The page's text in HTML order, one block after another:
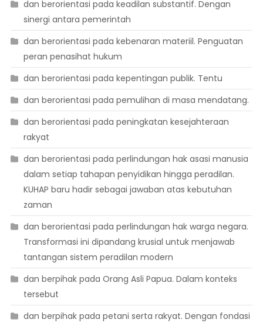
dan berorientasi pada keadilan substantif. Dengan
sinergi antara pemerintah
dan berorientasi pada kebenaran materiil. Penguatan
peran penasihat hukum
dan berorientasi pada kepentingan publik. Tentu
dan berorientasi pada pemulihan di masa mendatang.
dan berorientasi pada peningkatan kesejahteraan
rakyat
dan berorientasi pada perlindungan hak asasi manusia
dalam setiap tahapan penyidikan hingga peradilan.
KUHAP baru hadir sebagai jawaban atas kebutuhan
zaman
dan berorientasi pada perlindungan hak warga negara.
Transformasi ini dipandang krusial untuk menjawab
tantangan sistem peradilan modern
dan berpihak pada Orang Asli Papua. Dalam konteks
tersebut
dan berpihak pada petani serta rakyat. Dengan fondasi